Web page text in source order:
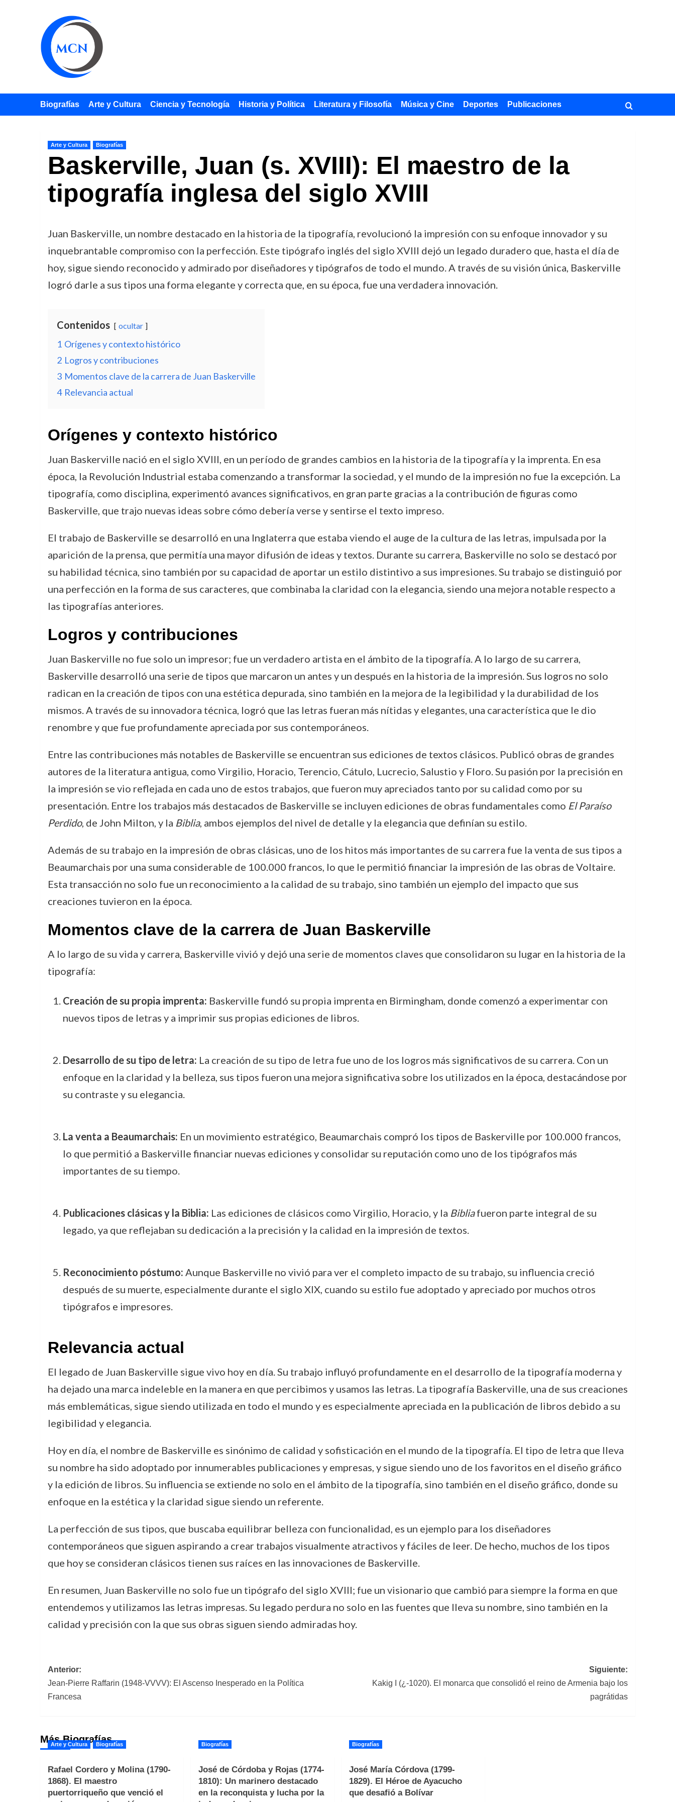
Biografías Arte y Cultura Ciencia y Tecnología Historia y Política Literatura y Filosofía Música y Cine Deportes Publicaciones
Arte y Cultura Biografías
Baskerville, Juan (s. XVIII): El maestro de la
tipografía inglesa del siglo XVIII
Juan Baskerville, un nombre destacado en la historia de la tipografía, revolucionó la impresión con su enfoque innovador y su
inquebrantable compromiso con la perfección. Este tipógrafo inglés del siglo XVIII dejó un legado duradero que, hasta el día de
hoy, sigue siendo reconocido y admirado por diseñadores y tipógrafos de todo el mundo. A través de su visión única, Baskerville
logró darle a sus tipos una forma elegante y correcta que, en su época, fue una verdadera innovación.
Contenidos ocultar
1 Orígenes y contexto histórico
2 Logros y contribuciones
3 Momentos clave de la carrera de Juan Baskerville
4 Relevancia actual
Orígenes y contexto histórico
Juan Baskerville nació en el siglo XVIII, en un período de grandes cambios en la historia de la tipografía y la imprenta. En esa
época, la Revolución Industrial estaba comenzando a transformar la sociedad, y el mundo de la impresión no fue la excepción. La
tipografía, como disciplina, experimentó avances significativos, en gran parte gracias a la contribución de figuras como
Baskerville, que trajo nuevas ideas sobre cómo debería verse y sentirse el texto impreso.
El trabajo de Baskerville se desarrolló en una Inglaterra que estaba viendo el auge de la cultura de las letras, impulsada por la
aparición de la prensa, que permitía una mayor difusión de ideas y textos. Durante su carrera, Baskerville no solo se destacó por
su habilidad técnica, sino también por su capacidad de aportar un estilo distintivo a sus impresiones. Su trabajo se distinguió por
una perfección en la forma de sus caracteres, que combinaba la claridad con la elegancia, siendo una mejora notable respecto a
las tipografías anteriores.
Logros y contribuciones
Juan Baskerville no fue solo un impresor; fue un verdadero artista en el ámbito de la tipografía. A lo largo de su carrera,
Baskerville desarrolló una serie de tipos que marcaron un antes y un después en la historia de la impresión. Sus logros no solo
radican en la creación de tipos con una estética depurada, sino también en la mejora de la legibilidad y la durabilidad de los
mismos. A través de su innovadora técnica, logró que las letras fueran más nítidas y elegantes, una característica que le dio
renombre y que fue profundamente apreciada por sus contemporáneos.
Entre las contribuciones más notables de Baskerville se encuentran sus ediciones de textos clásicos. Publicó obras de grandes
autores de la literatura antigua, como Virgilio, Horacio, Terencio, Cátulo, Lucrecio, Salustio y Floro. Su pasión por la precisión en
la impresión se vio reflejada en cada uno de estos trabajos, que fueron muy apreciados tanto por su calidad como por su
presentación. Entre los trabajos más destacados de Baskerville se incluyen ediciones de obras fundamentales como El Paraíso
Perdido, de John Milton, y la Biblia, ambos ejemplos del nivel de detalle y la elegancia que definían su estilo.
Además de su trabajo en la impresión de obras clásicas, uno de los hitos más importantes de su carrera fue la venta de sus tipos a
Beaumarchais por una suma considerable de 100.000 francos, lo que le permitió financiar la impresión de las obras de Voltaire.
Esta transacción no solo fue un reconocimiento a la calidad de su trabajo, sino también un ejemplo del impacto que sus
creaciones tuvieron en la época.
Momentos clave de la carrera de Juan Baskerville
A lo largo de su vida y carrera, Baskerville vivió y dejó una serie de momentos claves que consolidaron su lugar en la historia de la
tipografía:
Creación de su propia imprenta: Baskerville fundó su propia imprenta en Birmingham, donde comenzó a experimentar con
nuevos tipos de letras y a imprimir sus propias ediciones de libros.
Desarrollo de su tipo de letra: La creación de su tipo de letra fue uno de los logros más significativos de su carrera. Con un
enfoque en la claridad y la belleza, sus tipos fueron una mejora significativa sobre los utilizados en la época, destacándose por
su contraste y su elegancia.
La venta a Beaumarchais: En un movimiento estratégico, Beaumarchais compró los tipos de Baskerville por 100.000 francos,
lo que permitió a Baskerville financiar nuevas ediciones y consolidar su reputación como uno de los tipógrafos más
importantes de su tiempo.
Publicaciones clásicas y la Biblia: Las ediciones de clásicos como Virgilio, Horacio, y la Bibliafueron parte integral de su
legado, ya que reflejaban su dedicación a la precisión y la calidad en la impresión de textos.
Reconocimiento póstumo: Aunque Baskerville no vivió para ver el completo impacto de su trabajo, su influencia creció
después de su muerte, especialmente durante el siglo XIX, cuando su estilo fue adoptado y apreciado por muchos otros
tipógrafos e impresores.
Relevancia actual
El legado de Juan Baskerville sigue vivo hoy en día. Su trabajo influyó profundamente en el desarrollo de la tipografía moderna y
ha dejado una marca indeleble en la manera en que percibimos y usamos las letras. La tipografía Baskerville, una de sus creaciones
más emblemáticas, sigue siendo utilizada en todo el mundo y es especialmente apreciada en la publicación de libros debido a su
legibilidad y elegancia.
Hoy en día, el nombre de Baskerville es sinónimo de calidad y sofisticación en el mundo de la tipografía. El tipo de letra que lleva
su nombre ha sido adoptado por innumerables publicaciones y empresas, y sigue siendo uno de los favoritos en el diseño gráfico
y la edición de libros. Su influencia se extiende no solo en el ámbito de la tipografía, sino también en el diseño gráfico, donde su
enfoque en la estética y la claridad sigue siendo un referente.
La perfección de sus tipos, que buscaba equilibrar belleza con funcionalidad, es un ejemplo para los diseñadores
contemporáneos que siguen aspirando a crear trabajos visualmente atractivos y fáciles de leer. De hecho, muchos de los tipos
que hoy se consideran clásicos tienen sus raíces en las innovaciones de Baskerville.
En resumen, Juan Baskerville no solo fue un tipógrafo del siglo XVIII; fue un visionario que cambió para siempre la forma en que
entendemos y utilizamos las letras impresas. Su legado perdura no solo en las fuentes que lleva su nombre, sino también en la
calidad y precisión con la que sus obras siguen siendo admiradas hoy.
Navegación
de
Anterior:
Jean-Pierre Raffarin (1948-VVVV): El Ascenso Inesperado en la Política
Francesa
Siguiente:
Kakig I (¿-1020). El monarca que consolidó el reino de Armenia bajo los
pagrátidas
Más Biografías
Arte y Cultura Biografías
Rafael Cordero y Molina (1790-
1868). El maestro
puertorriqueño que venció el
Biografías
José de Córdoba y Rojas (1774-
1810): Un marinero destacado
en la reconquista y lucha por la
Biografías
José María Córdova (1799-
1829). El Héroe de Ayacucho
que desafió a Bolívar